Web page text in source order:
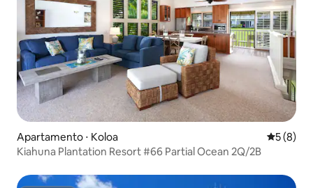
Apartamento ⋅ Koloa 5 de
5 (8)
Kiahuna Plantation Resort #66 Partial Ocean 2Q/2B